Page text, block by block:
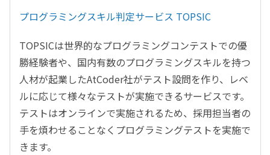
プログラミングスキル判定サービス TOPSIC
TOPSICは世界的なプログラミングコンテストでの優
勝経験者や、国内有数のプログラミングスキルを持つ
人材が起業したAtCoder社がテスト設問を作り、レベ
ルに応じて様々なテストが実施できるサービスです。
テストはオンラインで実施されるため、採用担当者の
手を煩わせることなくプログラミングテストを実施で
きます。